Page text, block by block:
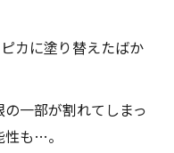
カに塗り替えたばか
一部が割れてしまっ
も…。